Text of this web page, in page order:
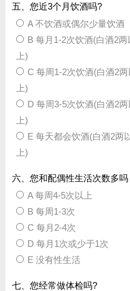
五、您近3个月饮酒吗?
A 不饮酒或偶尔少量饮酒
B 每月1-2次饮酒(白酒2
上)
C 每周1-2次饮酒(白酒2
上)
D 每周3-5次饮酒(白酒2
上)
E 每天都会饮酒(白酒2两
上)
六、您和配偶性生活次数多吗
A 每周4-5次以上
B 每周1-3次
C 每月2-4次
D 每月1次或少于1次
E 没有性生活
七、您经常做体检吗?